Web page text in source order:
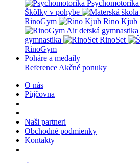
Psychomotorika
Škôlky v pohybe
RinoGym
Rino Kjub
gymnastika
RinoSet
RinoGym
Poháre a medaily
Reference Akčné ponuky
O nás
Půjčovna
Naši partneri
Obchodné podmienky
Kontakty